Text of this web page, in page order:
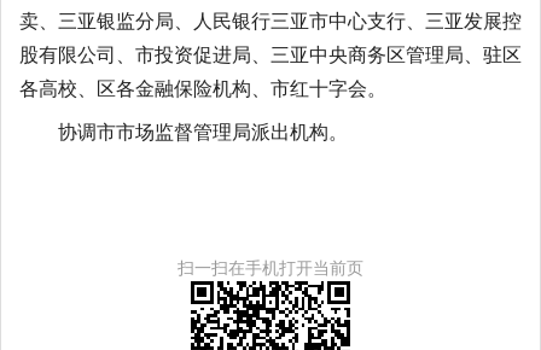
卖、三亚银监分局、人民银行三亚市中心支行、三亚发展控
股有限公司、市投资促进局、三亚中央商务区管理局、驻区
各高校、区各金融保险机构、市红十字会。
协调市市场监督管理局派出机构。
扫一扫在手机打开当前页